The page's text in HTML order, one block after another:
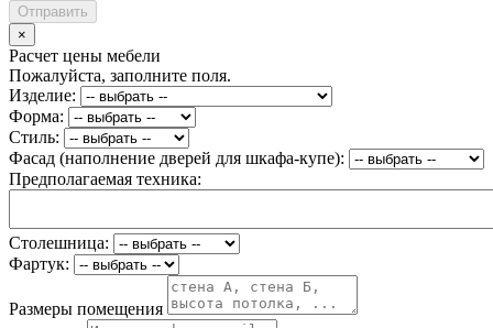
Отправить
×
Расчет цены мебели
Пожалуйста, заполните поля.
Изделие:
Форма:
Стиль:
Фасад (наполнение дверей для шкафа-купе):
Предполагаемая техника:
Столешница:
Фартук:
Размеры помещения